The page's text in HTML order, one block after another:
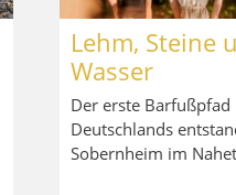
Lehm, Steine
Wasser
Der erste Barfußpfad
Deutschlands
Sobernheim im